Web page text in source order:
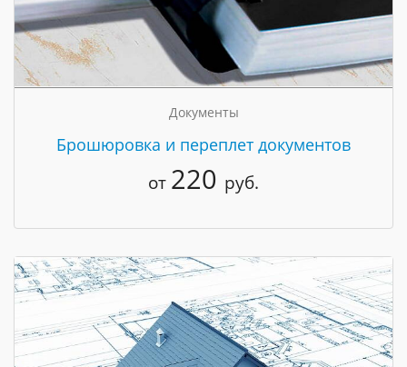
Документы
Брошюровка и переплет документов
от 220 руб.